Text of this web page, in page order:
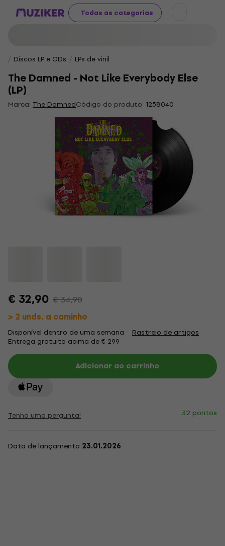
Todas as categorias
Discos LP e CDs LPs de vinil
The Damned - Not Like Everybody Else
(LP)
Marca: The DamnedCódigo do produto: 1258040
€ 32,90 € 34,90
> 2 unds. a caminho
Disponível dentro de uma semana Rastreio de artigos
Entrega gratuita acima de € 299
Adicionar ao carrinho
Tenho uma pergunta! 32 pontos
Data de lançamento 23.01.2026